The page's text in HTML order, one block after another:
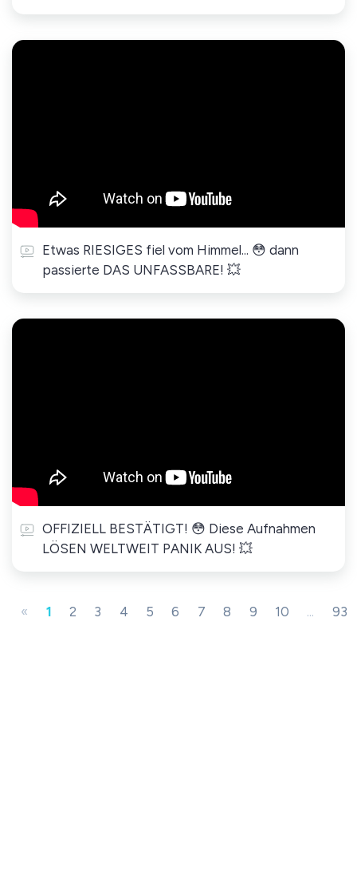
Etwas RIESIGES fiel vom Himmel... 😳 dann
passierte DAS UNFASSBARE! 💥
OFFIZIELL BESTÄTIGT! 😳 Diese Aufnahmen
LÖSEN WELTWEIT PANIK AUS! 💥
« 1 2 3 4 5 6 7 8 9 10 ... 93